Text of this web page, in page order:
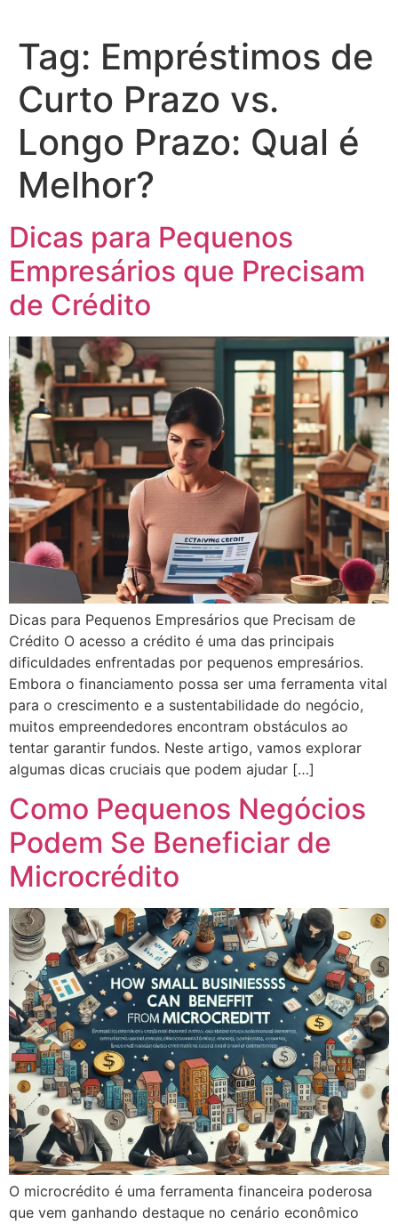
Tag: Empréstimos de
Curto Prazo vs.
Longo Prazo: Qual é
Melhor?
Dicas para Pequenos
Empresários que Precisam
de Crédito
Dicas para Pequenos Empresários que Precisam de
Crédito O acesso a crédito é uma das principais
dificuldades enfrentadas por pequenos empresários.
Embora o financiamento possa ser uma ferramenta vital
para o crescimento e a sustentabilidade do negócio,
muitos empreendedores encontram obstáculos ao
tentar garantir fundos. Neste artigo, vamos explorar
algumas dicas cruciais que podem ajudar […]
Como Pequenos Negócios
Podem Se Beneficiar de
Microcrédito
O microcrédito é uma ferramenta financeira poderosa
que vem ganhando destaque no cenário econômico